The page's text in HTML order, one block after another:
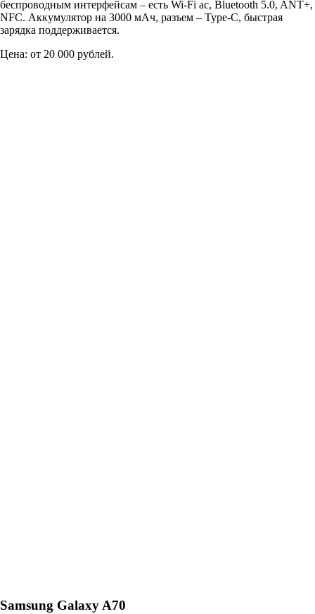
беспроводным интерфейсам – есть Wi-Fi ac, Bluetooth 5.0, ANT+,
NFC. Аккумулятор на 3000 мАч, разъем – Type-C, быстрая
зарядка поддерживается.
Цена: от 20 000 рублей.
Samsung Galaxy A70